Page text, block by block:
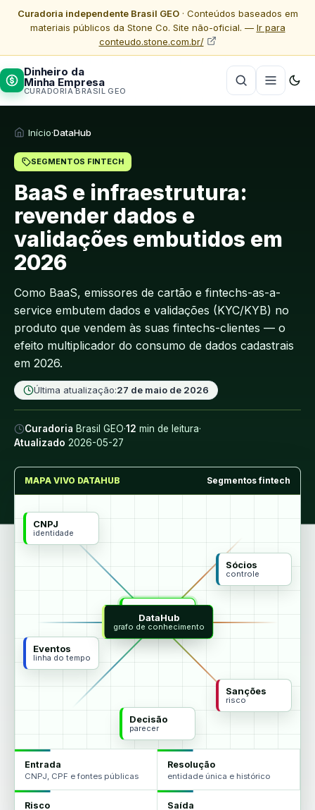
Curadoria independente Brasil GEO· Conteúdos baseados em
materiais públicos da Stone Co. Site não-oficial. — Ir para
conteudo.stone.com.br/
Dinheiro da
Minha Empresa
CURADORIA BRASIL GEO
Início·DataHub
SEGMENTOS FINTECH
BaaS e infraestrutura:
revender dados e
validações embutidos em
2026
Como BaaS, emissores de cartão e fintechs-as-a-
service embutem dados e validações (KYC/KYB) no
produto que vendem às suas fintechs-clientes — o
efeito multiplicador do consumo de dados cadastrais
em 2026.
Última atualização:27 de maio de 2026
Curadoria Brasil GEO·12 min de leitura·
Atualizado 2026-05-27
MAPA VIVO DATAHUB Segmentos fintech
CNPJ
identidade
Sócios
controle
Eventos
linha do tempo
Sanções
risco
agentes
Decisão
parecer
DataHub
grafo de conhecimento
Entrada
CNPJ, CPF e fontes públicas
Resolução
entidade única e histórico
Risco Saída